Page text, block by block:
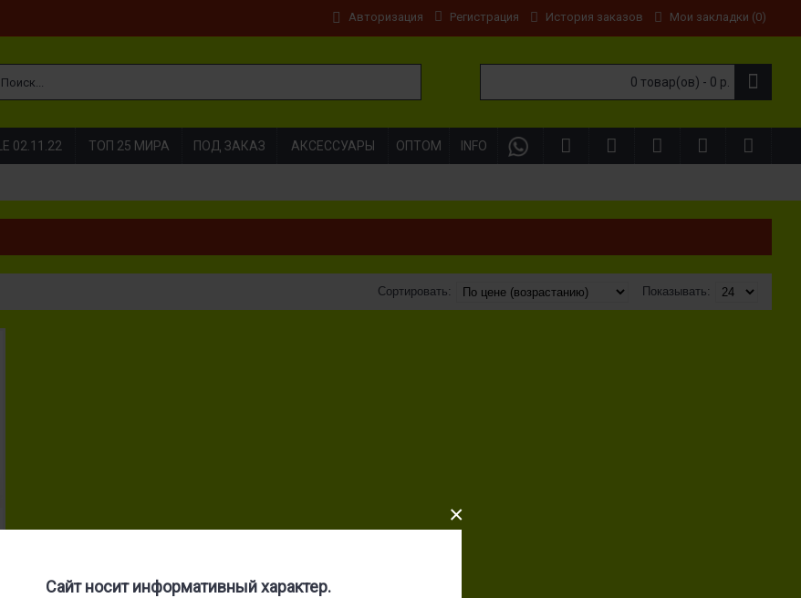
Сайт носит информативный характер.
×
Авторизация Регистрация История заказов Мои закладки (0)
0 товар(ов) - 0 р.
02.11.22 TOП 25 МИРА ПОД ЗАКАЗ АКСЕССУАРЫ ОПТОМ INFO
Показывать:
Сортировать: